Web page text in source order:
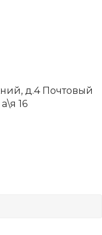
д.4 Почтовый
16